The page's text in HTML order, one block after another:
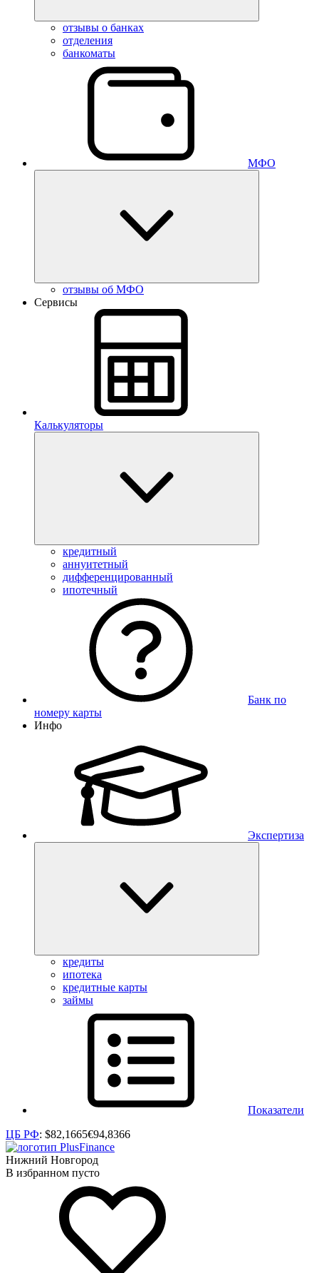
отзывы о банках
отделения
банкоматы
МФО
отзывы об МФО
Сервисы
Калькуляторы
кредитный
аннуитетный
дифференцированный
ипотечный
Банк по
номеру карты
Инфо
Экспертиза
кредиты
ипотека
кредитные карты
займы
Показатели
ЦБ РФ: $82,1665€94,8366
Нижний Новгород
В избранном пусто